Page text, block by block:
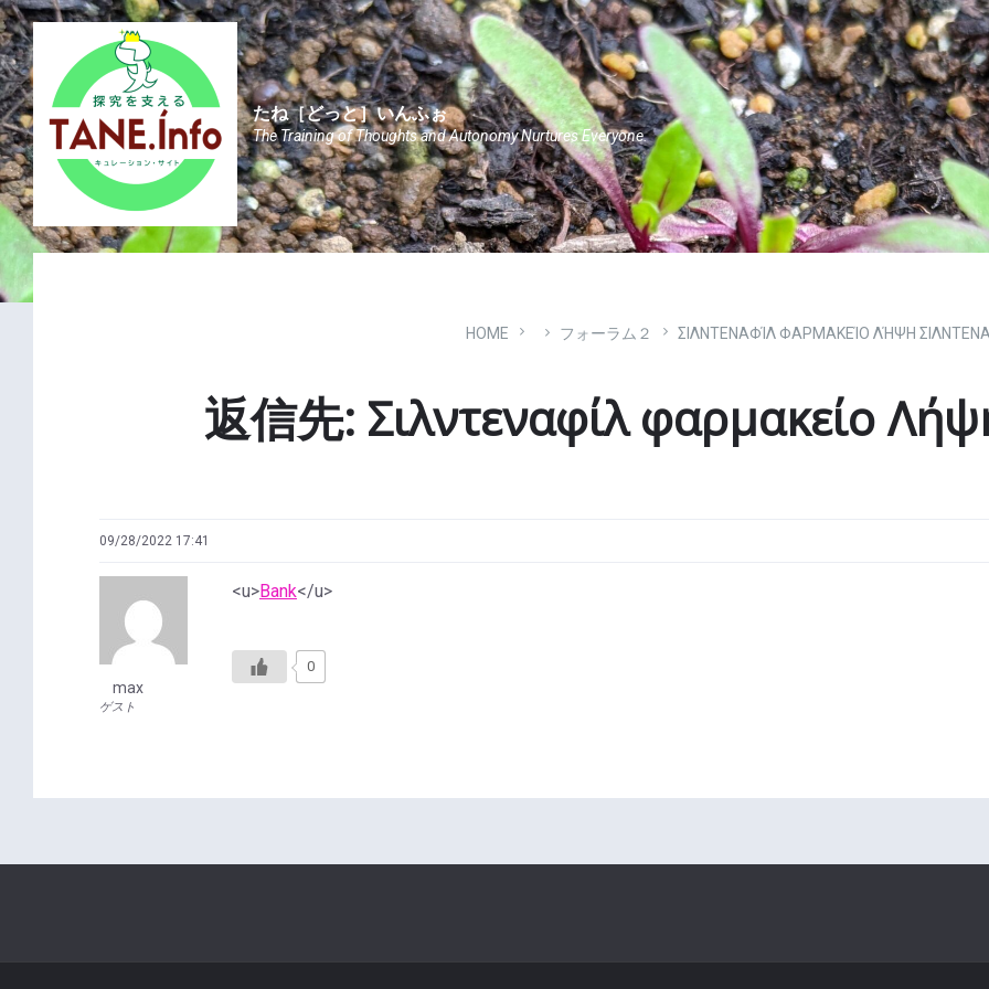
Skip
to
content
Skip
to
main
navigation
Skip
to
footer
たね［どっと］いんふぉ
The Training of Thoughts and Autonomy Nurtures Everyone.
HOME フォーラム２ ΣΙΛΝΤΕΝΑΦΊΛ ΦΑΡΜΑΚΕΊΟ ΛΉΨΗ
返信先: Σιλντεναφίλ φαρμακείο
09/28/2022 17:41
max
ゲスト
<u>Bank</u>
0